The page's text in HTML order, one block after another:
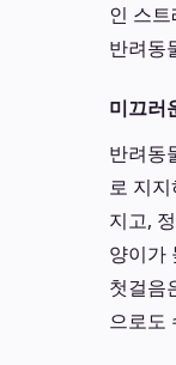
인 스
반려동
미끄러
반려동
로 지
지고,
양이가
첫걸음
으로도